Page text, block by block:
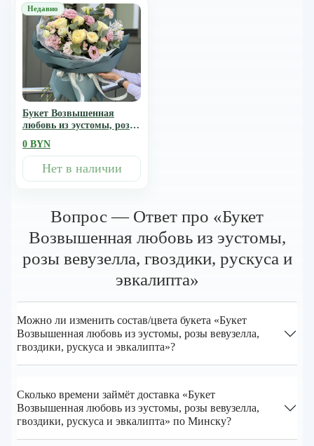
Букет Возвышенная
любовь из эустомы, розы
рускуса и эвкалипта
0 BYN
Нет в наличии
Вопрос — Ответ про «Букет
Возвышенная любовь из эустомы,
розы вeвузелла, гвоздики, рускуса и
эвкалипта»
Можно ли изменить состав/цвета букета «Букет
Возвышенная любовь из эустомы, розы вeвузелла,
гвоздики, рускуса и эвкалипта»?
Сколько времени займёт доставка «Букет
Возвышенная любовь из эустомы, розы вeвузелла,
гвоздики, рускуса и эвкалипта» по Минску?